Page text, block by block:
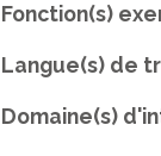
Fonction(s)
Langue(s) de
Domaine(s)